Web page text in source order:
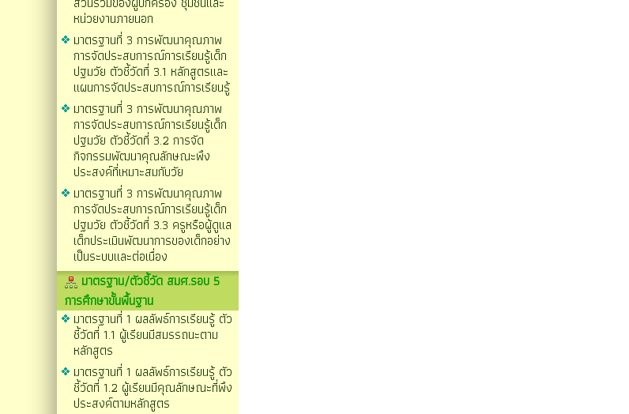
หน่วยงานภายนอก
มาตรฐานที่ 3 การพัฒนาคุณภาพ
การจัดประสบการณ์การเรียนรู้เด็ก
ปฐมวัย ตัวชี้วัดที่ 3.1 หลักสูตรและ
แผนการจัดประสบการณ์การเรียนรู้
มาตรฐานที่ 3 การพัฒนาคุณภาพ
การจัดประสบการณ์การเรียนรู้เด็ก
ปฐมวัย ตัวชี้วัดที่ 3.2 การจัด
กิจกรรมพัฒนาคุณลักษณะพึง
ประสงค์ที่เหมาะสมกับวัย
มาตรฐานที่ 3 การพัฒนาคุณภาพ
การจัดประสบการณ์การเรียนรู้เด็ก
ปฐมวัย ตัวชี้วัดที่ 3.3 ครูหรือผู้ดูแล
เด็กประเมินพัฒนาการของเด็กอย่าง
เป็นระบบและต่อเนื่อง
มาตรฐาน/ตัวชี้วัด สมศ.รอบ 5
การศึกษาขั้นพื้นฐาน
มาตรฐานที่ 1 ผลลัพธ์การเรียนรู้ ตัว
ชี้วัดที่ 1.1 ผู้เรียนมีสมรรถนะตาม
หลักสูตร
มาตรฐานที่ 1 ผลลัพธ์การเรียนรู้ ตัว
ชี้วัดที่ 1.2 ผู้เรียนมีคุณลักษณะที่พึง
ประสงค์ตามหลักสูตร